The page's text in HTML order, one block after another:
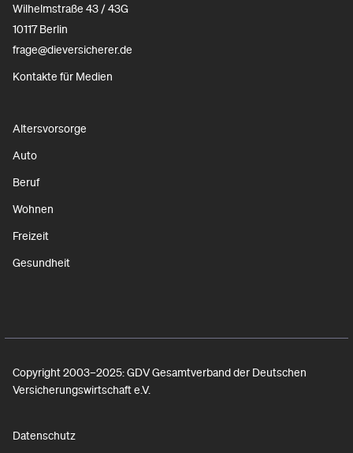
Wilhelmstraße 43 / 43G
10117 Berlin
frage@dieversicherer.de
Kontakte für Medien
Altersvorsorge
Auto
Beruf
Wohnen
Freizeit
Gesundheit
Copyright 2003–2025: GDV Gesamtverband der Deutschen
Versicherungswirtschaft e.V.
Datenschutz